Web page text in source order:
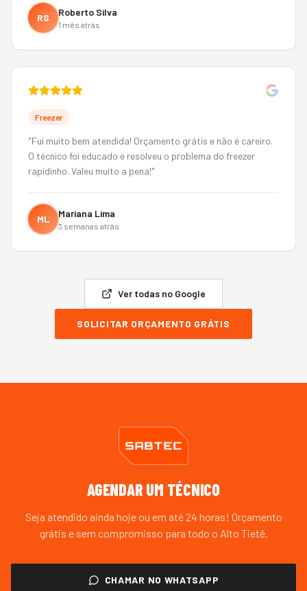
RS Roberto Silva
1 mês atrás
Freezer
"Fui muito bem atendida! Orçamento grátis e não é careiro.
O técnico foi educado e resolveu o problema do freezer
rapidinho. Valeu muito a pena!"
ML Mariana Lima
3 semanas atrás
Ver todas no Google
SOLICITAR ORÇAMENTO GRÁTIS
AGENDAR UM TÉCNICO
Seja atendido ainda hoje ou em até 24 horas! Orçamento
grátis e sem compromisso para todo o Alto Tietê.
CHAMAR NO WHATSAPP